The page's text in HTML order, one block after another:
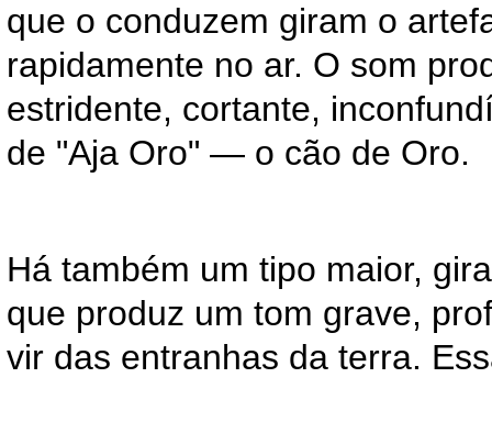
que o conduzem giram o
rapidamente no ar. O som
estridente, cortante,
de "Aja Oro" — o cão de Oro.
Há também um tipo maior,
que produz um tom grave,
vir das entranhas da terra.